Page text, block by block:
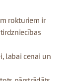
rokturiem ir
labai cenai un